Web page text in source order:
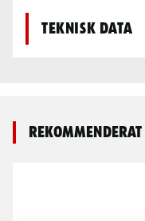
Teknisk data